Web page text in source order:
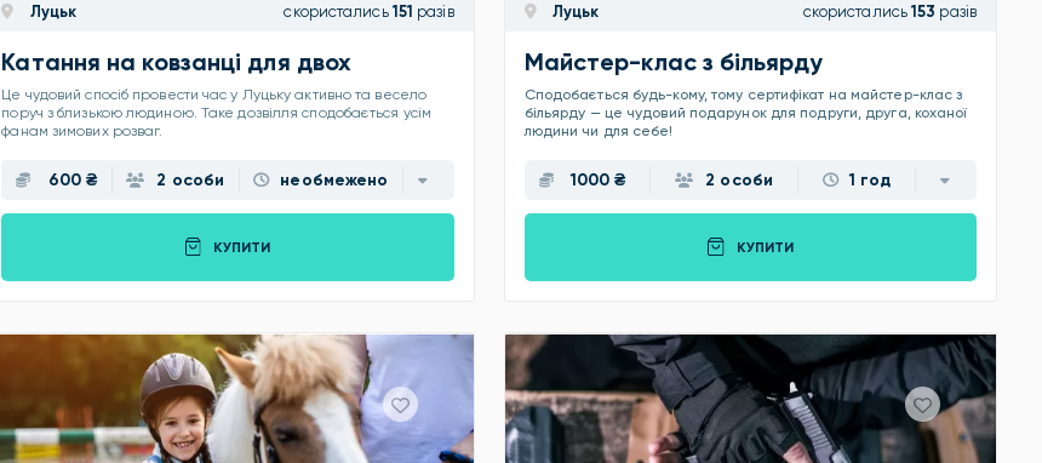
Луцьк скористались 151 разів
Катання на ковзанці для двох
Це чудовий спосіб провести час у Луцьку активно та весело
поруч з близькою людиною. Таке дозвілля сподобається усім
фанам зимових розваг.
600 ₴ 2 особи необмежено
КУПИТИ
Луцьк скористались 153 разів
Майстер-клас з більярду
Сподобається будь-кому, тому сертифікат на майстер-клас з
більярду — це чудовий подарунок для подруги, друга, коханої
людини чи для себе!
1000 ₴ 2 особи 1 год
КУПИТИ